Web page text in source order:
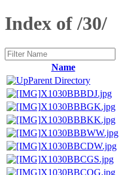
Index of /30/
Name
Parent Directory
X1030BBBDJ.jpg
X1030BBBGK.jpg
X1030BBBKK.jpg
X1030BBBWW.jpg
X1030BBCDW.jpg
X1030BBCGS.jpg
X1030BBCQG.jpg